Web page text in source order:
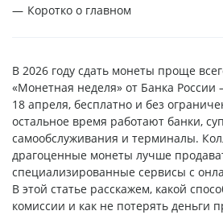
Коротко о главном
В 2026 году сдать монеты проще
«Монетная неделя» от Банка
18 апреля, бесплатно и без
остальное время работают банки,
самообслуживания и терминалы.
драгоценные монеты лучше
специализированные сервисы с
В этой статье расскажем, какой
комиссии и как не потерять деньги